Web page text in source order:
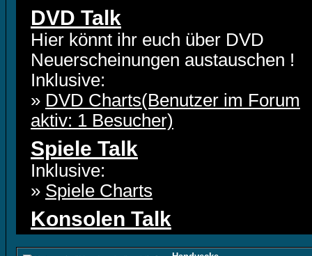
DVD Talk
Hier könnt ihr euch über DVD
Neuerscheinungen austauschen !
Inklusive:
» DVD Charts(Benutzer im Forum
aktiv: 1 Besucher)
Spiele Talk
Inklusive:
» Spiele Charts
Konsolen Talk